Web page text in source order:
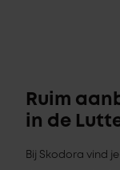
Ruim
in de
Bij Skodora vind